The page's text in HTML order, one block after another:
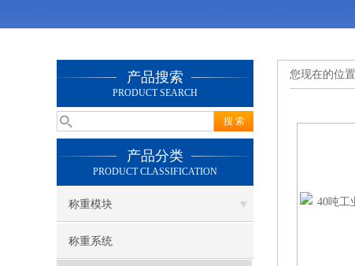
产品搜索
PRODUCT SEARCH
产品分类
PRODUCT CLASSIFICATION
称重模块
称重系统
您现在的位置